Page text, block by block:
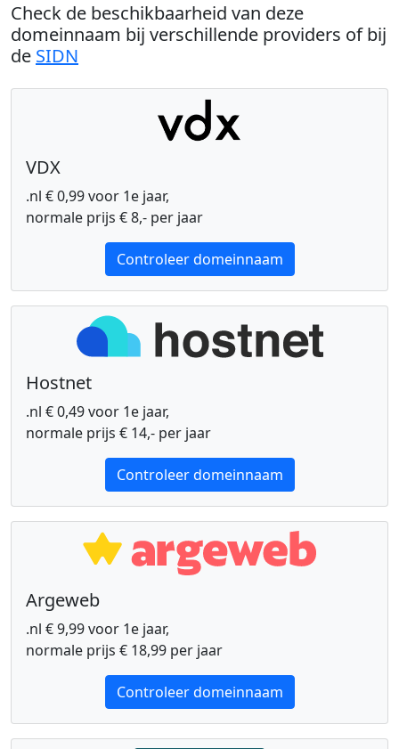
Check de beschikbaarheid van deze
domeinnaam bij verschillende providers of bij
de SIDN
VDX
.nl € 0,99 voor 1e jaar,
normale prijs € 8,- per jaar
Controleer domeinnaam
Hostnet
.nl € 0,49 voor 1e jaar,
normale prijs € 14,- per jaar
Controleer domeinnaam
Argeweb
.nl € 9,99 voor 1e jaar,
normale prijs € 18,99 per jaar
Controleer domeinnaam